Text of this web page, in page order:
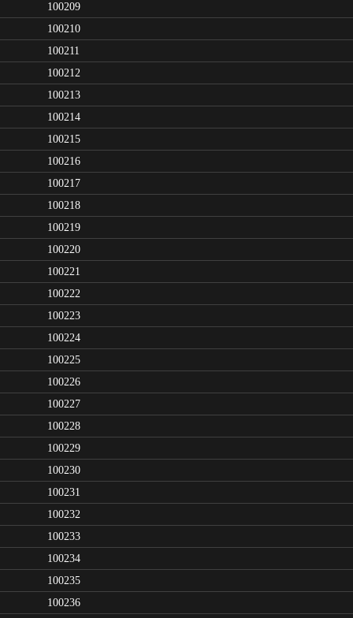
100209
100210
100211
100212
100213
100214
100215
100216
100217
100218
100219
100220
100221
100222
100223
100224
100225
100226
100227
100228
100229
100230
100231
100232
100233
100234
100235
100236